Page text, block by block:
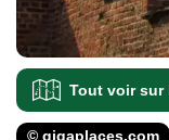
Tout voir sur
© gigaplaces.com